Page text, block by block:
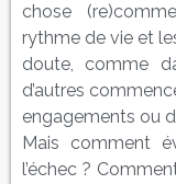
chose
rythme de vie et
doute, comme
d’autres
engagements ou
Mais comment
l’échec ?